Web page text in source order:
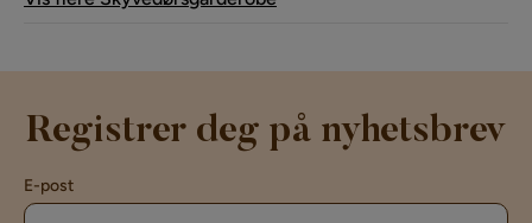
Registrer deg på nyhetsbrev
E-post